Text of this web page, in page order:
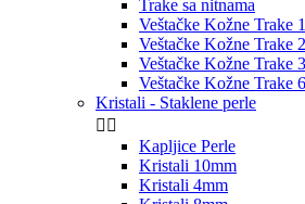
Trake sa nitnama
Veštačke Kožne Trake
Veštačke Kožne Trake
Veštačke Kožne Trake
Veštačke Kožne Trake
Kristali - Staklene perle
 
Kapljice Perle
Kristali 10mm
Kristali 4mm